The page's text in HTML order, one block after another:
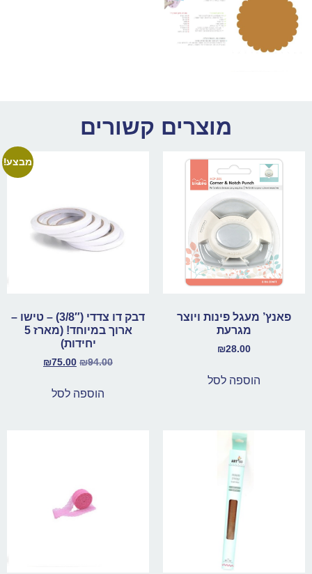
מוצרים קשורים
פאנץ’ מעגל פינות ויוצר
מגרעת
₪28.00
הוספה לסל
מבצע!
דבק דו צדדי (3/8″) – טישו –
ארוך במיוחד! (מארז 5
יחידות)
₪94.00
₪75.00
הוספה לסל